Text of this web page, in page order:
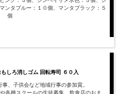
ンタブルー：１０個、マンタブラック：５
個
もしろ消しゴム 回転寿司 ６０入
事、子供会など地域行事の参加賞。
各種スクールの生徒募集、飲食店のおま